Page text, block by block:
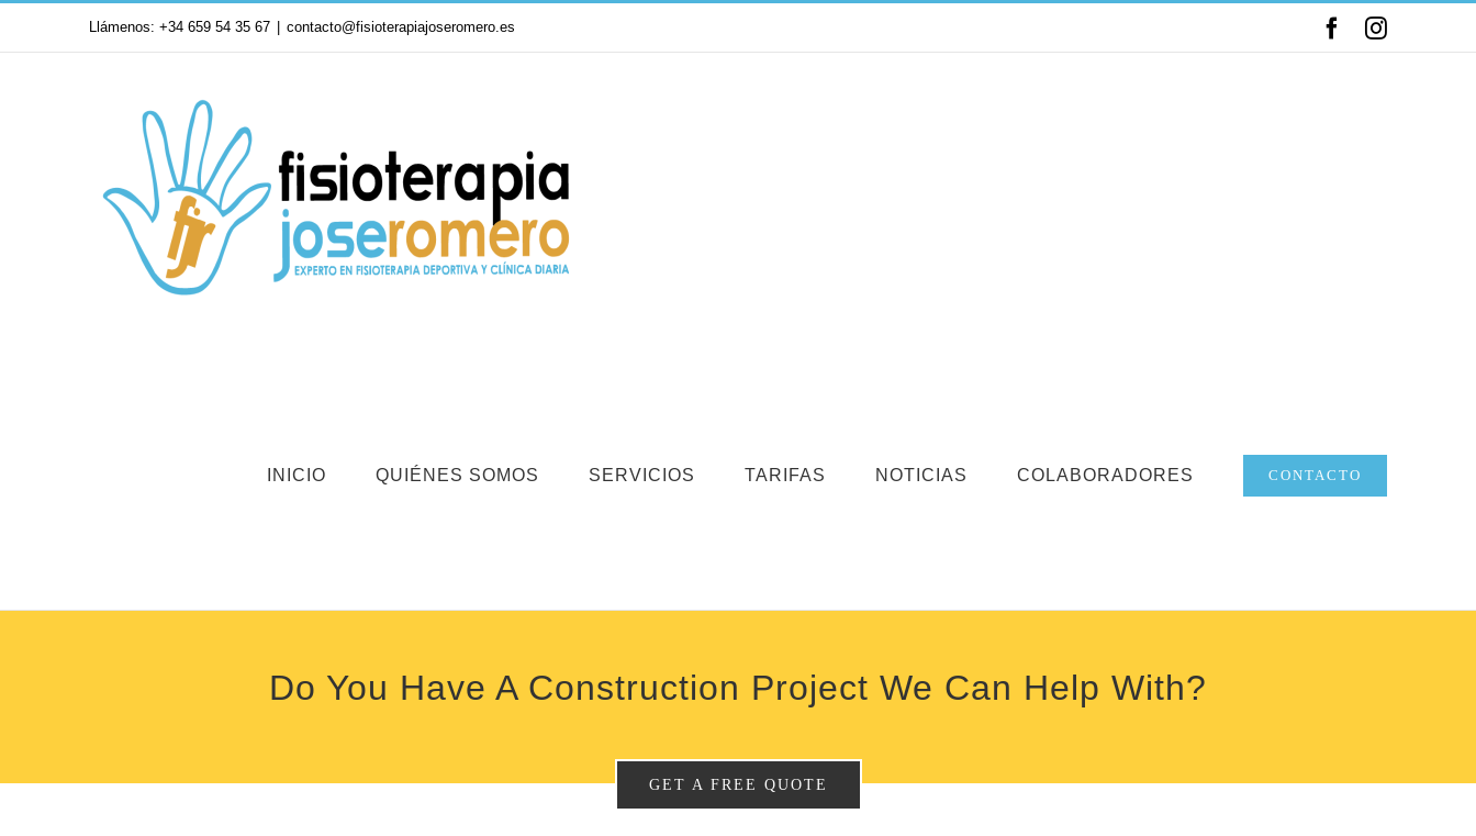
al
Llámenos: +34 659 54 35 67 contacto@fisioterapiajoseromero.es FacebookInstagram
INICIO QUIÉNES SOMOS SERVICIOS TARIFAS NOTICIAS COLABORADORES CONTACTO
Do You Have A Construction Project We Can Help With?
GET A FREE QUOTE